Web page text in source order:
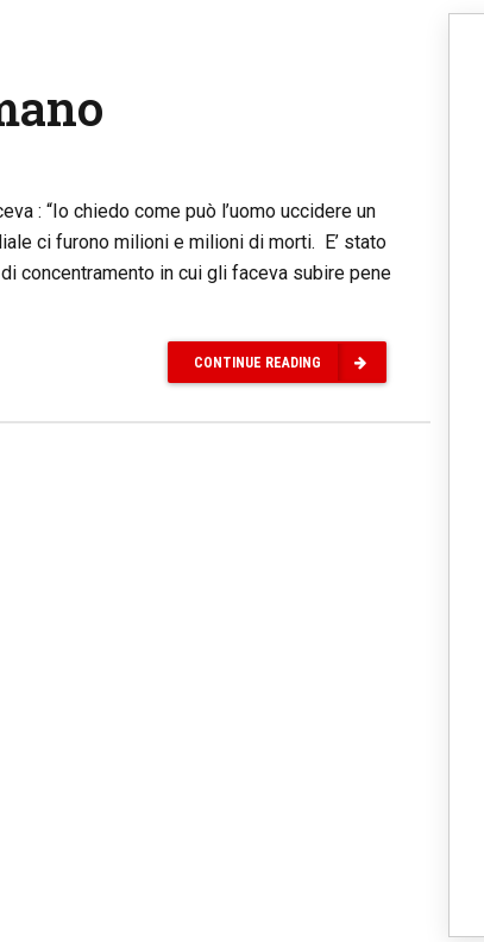
: “Io chiedo come può l’uomo uccidere un
ci furono milioni e milioni di morti. E’ stato
concentramento in cui gli faceva subire pene
CONTINUE READING